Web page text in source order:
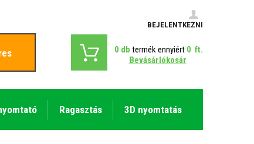
BEJELENTKEZNI
0 db termék ennyiért 0 ft.
Bevásárlókosár
Ragasztás 3D nyomtatás